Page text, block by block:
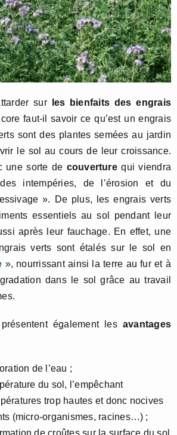
sur
les bienfaits des engrais
faut-il savoir ce qu’est un engrais
sont des plantes semées au jardin
le sol au cours de leur croissance.
une sorte de couverturequi viendra
intempéries, de l’érosion et du
». De plus, les engrais verts
essentiels au sol pendant leur
après leur fauchage. En effet, une
verts sont étalés sur le sol en
», nourrissant ainsi la terre au fur et à
dans le sol grâce au travail
également les avantages
de l’eau ;
du sol, l’empêchant
trop hautes et donc nocives
(micro-organismes, racines…) ;
de croûtes sur la surface du sol